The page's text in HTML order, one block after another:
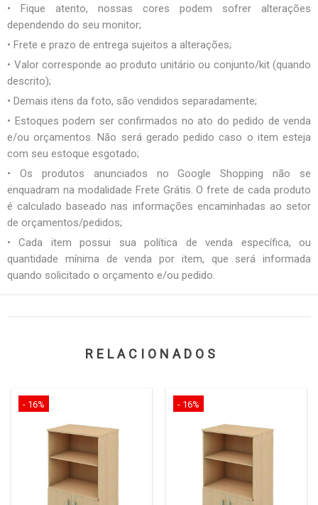
• Fique atento, nossas cores podem sofrer alterações
dependendo do seu monitor;
• Frete e prazo de entrega sujeitos a alterações;
• Valor corresponde ao produto unitário ou conjunto/kit (quando
descrito);
• Demais itens da foto, são vendidos separadamente;
• Estoques podem ser confirmados no ato do pedido de venda
e/ou orçamentos. Não será gerado pedido caso o item esteja
com seu estoque esgotado;
• Os produtos anunciados no Google Shopping não se
enquadram na modalidade Frete Grátis. O frete de cada produto
é calculado baseado nas informações encaminhadas ao setor
de orçamentos/pedidos;
• Cada item possui sua política de venda específica, ou
quantidade mínima de venda por item, que será informada
quando solicitado o orçamento e/ou pedido.
RELACIONADOS
- 16% - 16%